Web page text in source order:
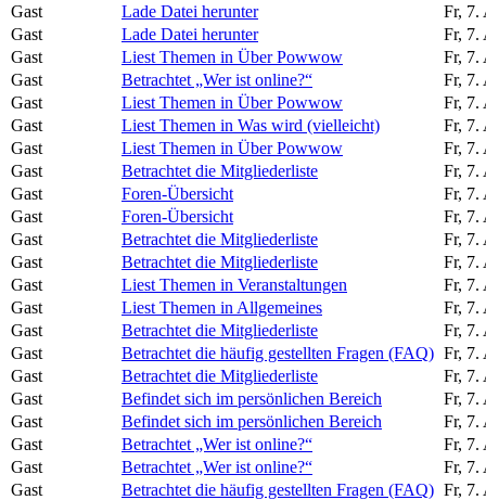
Gast
Lade Datei herunter
Fr, 7.
Gast
Lade Datei herunter
Fr, 7.
Gast
Liest Themen in Über Powwow
Fr, 7.
Gast
Betrachtet „Wer ist online?“
Fr, 7.
Gast
Liest Themen in Über Powwow
Fr, 7.
Gast
Liest Themen in Was wird (vielleicht)
Fr, 7.
Gast
Liest Themen in Über Powwow
Fr, 7.
Gast
Betrachtet die Mitgliederliste
Fr, 7.
Gast
Foren-Übersicht
Fr, 7.
Gast
Foren-Übersicht
Fr, 7.
Gast
Betrachtet die Mitgliederliste
Fr, 7.
Gast
Betrachtet die Mitgliederliste
Fr, 7.
Gast
Liest Themen in Veranstaltungen
Fr, 7.
Gast
Liest Themen in Allgemeines
Fr, 7.
Gast
Betrachtet die Mitgliederliste
Fr, 7.
Gast
Betrachtet die häufig gestellten Fragen (FAQ) Fr, 7.
Gast
Betrachtet die Mitgliederliste
Fr, 7.
Gast
Befindet sich im persönlichen Bereich
Fr, 7.
Gast
Befindet sich im persönlichen Bereich
Fr, 7.
Gast
Betrachtet „Wer ist online?“
Fr, 7.
Gast
Betrachtet „Wer ist online?“
Fr, 7.
Gast
Betrachtet die häufig gestellten Fragen (FAQ) Fr, 7.